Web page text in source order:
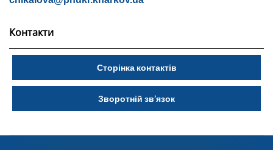
Контакти
Сторінка контактів
Зворотній зв’язок